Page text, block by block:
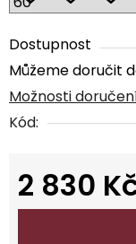
Dostupnost
Můžeme doručit
Možnosti
Kód:
2 830
Měrná cena: